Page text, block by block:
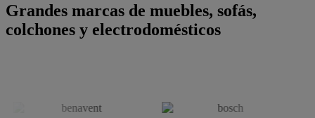
Grandes marcas de muebles, sofás,
colchones y electrodomésticos